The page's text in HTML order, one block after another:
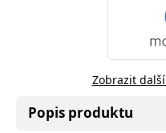
Zobrazit
Popis produktu